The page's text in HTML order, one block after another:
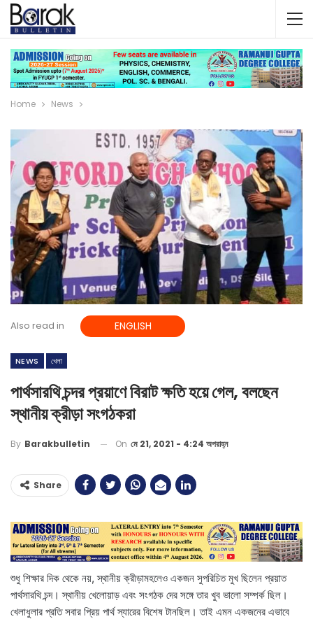
Home News
Also read in ENGLISH
NEWS খেলা
পার্থসারথি চন্দর প্রয়াণে বিরাট ক্ষতি হয়ে গেল, বলছেন
স্থানীয় ক্রীড়া সংগঠকরা
By Barakbulletin On মে 21, 2021 - 4:24 অপরাহ্ন
Share
শুধু শিক্ষার দিক থেকে নয়, স্থানীয় ক্রীড়ামহলেও একজন সুপরিচিত মুখ ছিলেন প্রয়াত
পার্থসারথি চন্দ। স্থানীয় খেলোয়াড় এবং সংগঠক দের সঙ্গে তার খুব ভালো সম্পর্ক ছিল।
খেলাধুলার প্রতি সবার প্রিয় পার্থ স্যারের বিশেষ টানছিল। তাই এমন একজনের এভাবে